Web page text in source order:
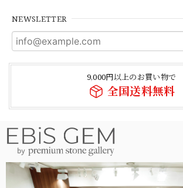
NEWSLETTER
9,000円以上のお買い物で
全国送料無料